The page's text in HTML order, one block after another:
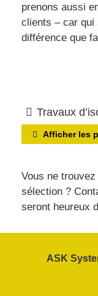
prenons aussi
clients – car qui
différence que
Tra­vaux
Afficher les
Vous ne
sélection ?
seront heureux
ASK